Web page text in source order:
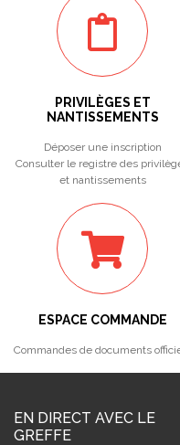
PRIVILÈGES ET
NANTISSEMENTS
Déposer une inscription
Consulter le registre des
et nantissements
ESPACE COMMANDE
Commandes de documents
EN DIRECT AVEC LE
GREFFE